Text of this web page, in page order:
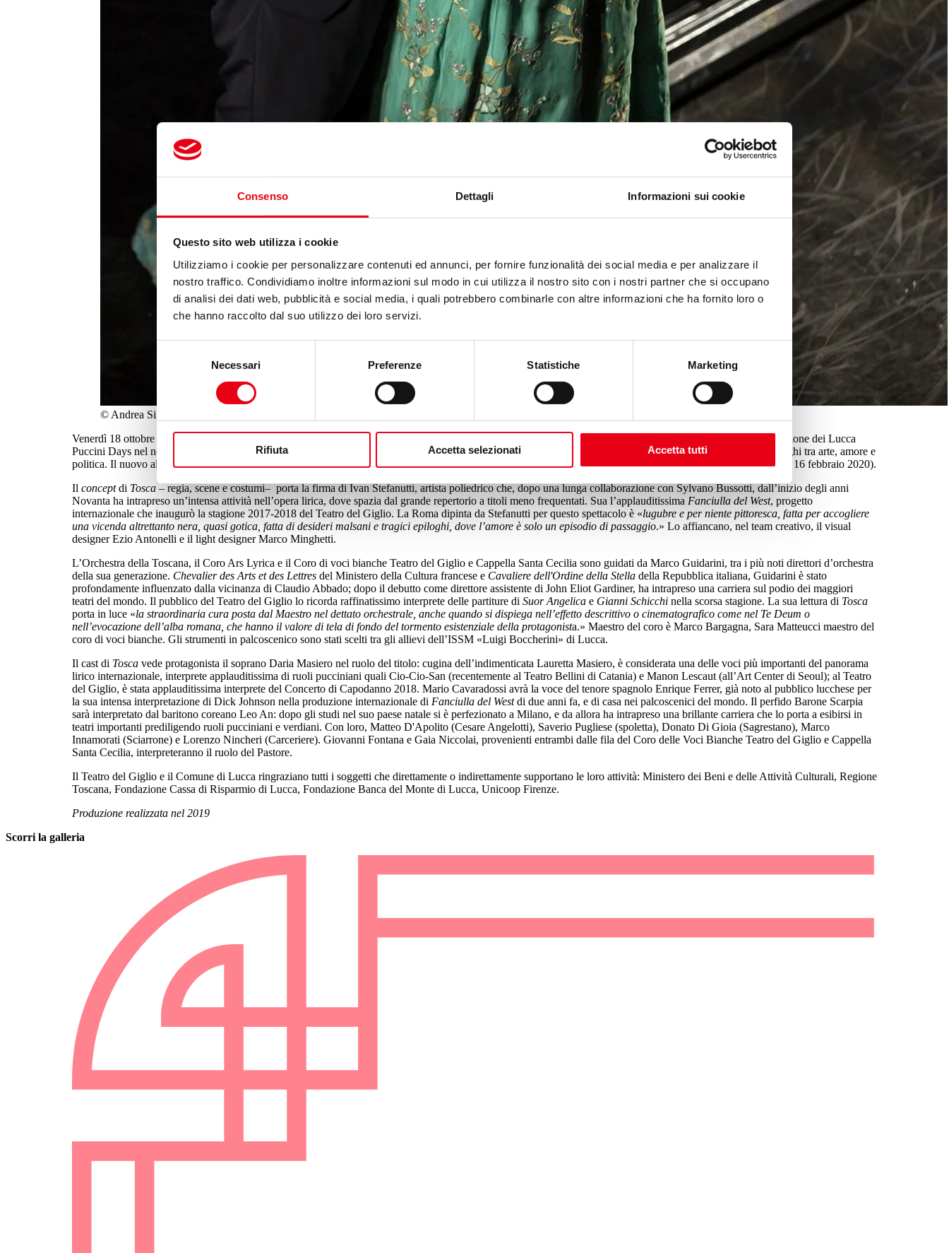
Consenso Dettagli Informazioni sui cookie
Questo sito web utilizza i cookie
Utilizziamo i cookie per personalizzare contenuti ed annunci, per fornire funzionalità dei social media e per analizzare il
nostro traffico. Condividiamo inoltre informazioni sul modo in cui utilizza il nostro sito con i nostri partner che si occupano
di analisi dei dati web, pubblicità e social media, i quali potrebbero combinarle con altre informazioni che ha fornito loro o
che hanno raccolto dal suo utilizzo dei loro servizi.
Necessari Preferenze Statistiche Marketing
Rifiuta Accetta selezionati Accetta tutti
© Andrea Simi - Tosca
Venerdì 18 ottobre (ore 20.30, con replica domenica 20 ottobre ore 16) si è alzato il sipario sulla Stagione Lirica 2019-2020 del Teatro del Giglio e sulla sesta edizione dei Lucca
Puccini Days nel nome di Giacomo Puccini conTosca,
titolo grandioso e monumentale del catalogo pucciniano, sullo sfondo della Roma papalina e dei suoi intrighi tra arte, amore e
politica. Il nuovo allestimento diTosca, una coproduzione con gli storici partner del Giglio, il Verdi di Pisa (15 e 17 novembre 2019) e il Goldoni di Livorno (14 e 16 febbraio 2020).
Il conceptdi Tosca – regia, scene e costumi– porta la firma di Ivan Stefanutti, artista poliedrico che, dopo una lunga collaborazione con Sylvano Bussotti, dall’inizio degli anni
Novanta ha intrapreso un’intensa attività nell’opera lirica, dove spazia dal grande repertorio a titoli meno frequentati. Sua l’applauditissima Fanciulla del West, progetto
internazionale che inaugurò la stagione 2017-2018 del Teatro del Giglio. La Roma dipinta da Stefanutti per questo spettacolo è «lugubre e per niente pittoresca, fatta per accogliere
una vicenda altrettanto nera, quasi gotica, fatta di desideri malsani e tragici epiloghi, dove l’amore è solo un episodio di passaggio.» Lo affiancano, nel team creativo, il visual
designer Ezio Antonelli e il light designer Marco Minghetti.
L’Orchestra della Toscana, il Coro Ars Lyrica e il Coro di voci bianche Teatro del Giglio e Cappella Santa Cecilia sono guidati da Marco Guidarini, tra i più noti direttori d’orchestra
della sua generazione. Chevalier des Arts et des Lettres del Ministero della Cultura francese e Cavaliere dell'Ordine della Stella della Repubblica italiana, Guidarini è stato
profondamente influenzato dalla vicinanza di Claudio Abbado; dopo il debutto come direttore assistente di John Eliot Gardiner, ha intrapreso una carriera sul podio dei maggiori
teatri del mondo. Il pubblico del Teatro del Giglio lo ricorda raffinatissimo interprete delle partiture di Suor Angelica e Gianni Schicchi nella scorsa stagione. La sua lettura di Tosca
porta in luce «la straordinaria cura posta dal Maestro nel dettato orchestrale, anche quando si dispiega nell’effetto descrittivo o cinematografico come nel Te Deum o
nell’evocazione dell’alba romana, che hanno il valore di tela di fondo del tormento esistenziale della protagonista.» Maestro del coro è Marco Bargagna, Sara Matteucci maestro del
coro di voci bianche. Gli strumenti in palcoscenico sono stati scelti tra gli allievi dell’ISSM «Luigi Boccherini» di Lucca.
Il cast di Tosca vede protagonista il soprano Daria Masiero nel ruolo del titolo: cugina dell’indimenticata Lauretta Masiero, è considerata una delle voci più importanti del panorama
lirico internazionale, interprete applauditissima di ruoli pucciniani quali Cio-Cio-San (recentemente al Teatro Bellini di Catania) e Manon Lescaut (all’Art Center di Seoul); al Teatro
del Giglio, è stata applauditissima interprete del Concerto di Capodanno 2018. Mario Cavaradossi avrà la voce del tenore spagnolo Enrique Ferrer, già noto al pubblico lucchese per
la sua intensa interpretazione di Dick Johnson nella produzione internazionale di Fanciulla del Westdi due anni fa, e di casa nei palcoscenici del mondo. Il perfido Barone Scarpia
sarà interpretato dal baritono coreano Leo An: dopo gli studi nel suo paese natale si è perfezionato a Milano, e da allora ha intrapreso una brillante carriera che lo porta a esibirsi in
teatri importanti prediligendo ruoli pucciniani e verdiani. Con loro, Matteo D'Apolito (Cesare Angelotti), Saverio Pugliese (spoletta), Donato Di Gioia (Sagrestano), Marco
Innamorati (Sciarrone) e Lorenzo Nincheri (Carceriere). Giovanni Fontana e Gaia Niccolai, provenienti entrambi dalle fila del Coro delle Voci Bianche Teatro del Giglio e Cappella
Santa Cecilia, interpreteranno il ruolo del Pastore.
Il Teatro del Giglio e il Comune di Lucca ringraziano tutti i soggetti che direttamente o indirettamente supportano le loro attività: Ministero dei Beni e delle Attività Culturali, Regione
Toscana, Fondazione Cassa di Risparmio di Lucca, Fondazione Banca del Monte di Lucca, Unicoop Firenze.
Produzione realizzata nel 2019
Scorri la galleria